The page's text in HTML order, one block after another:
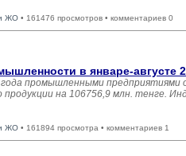
ЖО • 161476 просмотров • комментариев 0
в январе-августе
года промышленными
продукции на 106756,9 млн. тенге.
ЖО • 161894 просмотра • комментариев 1